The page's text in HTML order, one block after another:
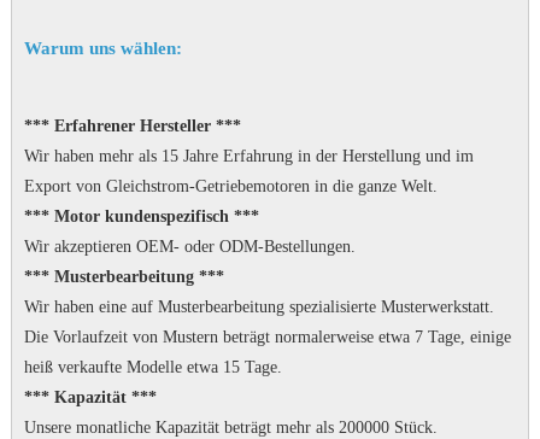
Warum uns wählen:
*** Erfahrener Hersteller ***
Wir haben mehr als 15 Jahre Erfahrung in der Herstellung und im
Export von Gleichstrom-Getriebemotoren in die ganze Welt.
*** Motor kundenspezifisch ***
Wir akzeptieren OEM- oder ODM-Bestellungen.
*** Musterbearbeitung ***
Wir haben eine auf Musterbearbeitung spezialisierte Musterwerkstatt.
Die Vorlaufzeit von Mustern beträgt normalerweise etwa 7 Tage, einige
heiß verkaufte Modelle etwa 15 Tage.
*** Kapazität ***
Unsere monatliche Kapazität beträgt mehr als 200000 Stück.